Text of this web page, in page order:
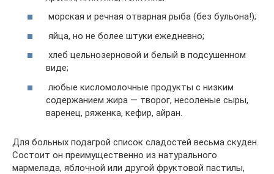
морская и речная отварная рыба (без бульона!);
яйца, но не более штуки ежедневно;
хлеб цельнозерновой и белый в подсушенном
виде;
любые кисломолочные продукты с низким
содержанием жира — творог, несоленые сыры,
варенец, ряженка, кефир, айран.
Для больных подагрой список сладостей весьма скуден.
Состоит он преимущественно из натурального
мармелада, яблочной или другой фруктовой пастилы,